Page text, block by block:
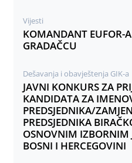
Vijesti
KOMANDANT EUFOR-A
GRADAČCU
Dešavanja i obavještenja GIK-a
JAVNI KONKURS ZA
KANDIDATA ZA
PREDSJEDNIKA/
PREDSJEDNIKA
OSNOVNIM IZBORNIM
BOSNI I HERCEGOVINI